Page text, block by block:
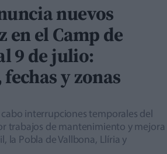
nuevos
en el Camp de
9 de julio:
y zonas
interrupciones temporales del
trabajos de mantenimiento y mejora
la Pobla de Vallbona, Llíria y